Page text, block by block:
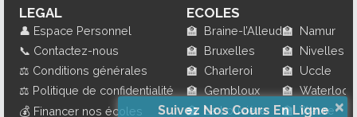
LEGAL
👤 Espace Personnel
📞 Contactez-nous
⚖️ Conditions générales
⚖️ Politique de confidentialité
💰 Financer nos écoles
ECOLES
🏫 Braine-l’Alleud
🏫 Bruxelles
🏫 Charleroi
🏫 Gembloux
🏫 La Louvière
🏫 Namur
🏫 Nivelles
🏫 Uccle
🏫 Waterloo
🏫
Wavre×
Suivez Nos Cours En Ligne